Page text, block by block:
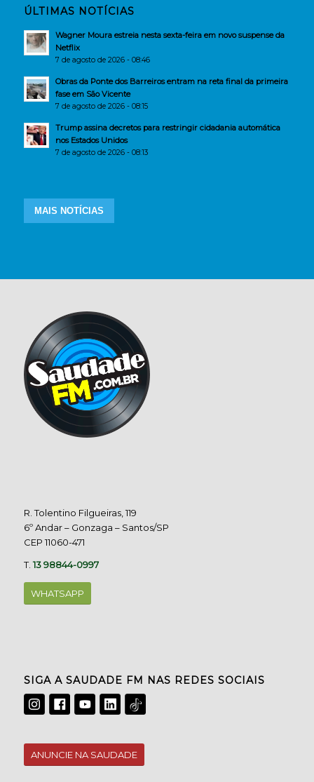
ÚLTIMAS NOTÍCIAS
Wagner Moura estreia nesta sexta-feira em novo suspense da
Netflix
7 de agosto de 2026 - 08:46
Obras da Ponte dos Barreiros entram na reta final da primeira
fase em São Vicente
7 de agosto de 2026 - 08:15
Trump assina decretos para restringir cidadania automática
nos Estados Unidos
7 de agosto de 2026 - 08:13
MAIS NOTÍCIAS
R. Tolentino Filgueiras, 119
6º Andar – Gonzaga – Santos/SP
CEP 11060-471
T.13 98844-0997
WHATSAPP
SIGA A SAUDADE FM NAS REDES SOCIAIS
ANUNCIE NA SAUDADE